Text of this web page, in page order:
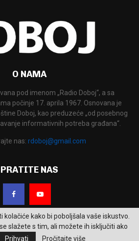
O NAMA
pod imenom „Radio Doboj“, a sa
počinje 17. aprila 1967. Osnovana je
Doboj, kao preduzeće „od posebnog
informativnih potreba građana“.
nas: rdoboj@gmail.com
PRATITE NAS
Doboj. Sva prava zadržana.
kolačiće kako bi poboljšala vaše iskustvo.
slažete s tim, ali možete ih isključiti ako
Prihvati Pročitajte više